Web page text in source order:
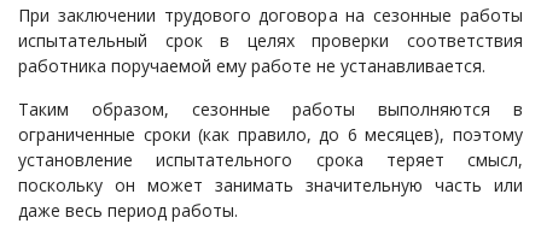
При заключении трудового договора на сезонные работы
испытательный срок в целях проверки соответствия
работника поручаемой ему работе не устанавливается.
Таким образом, сезонные работы выполняются в
ограниченные сроки (как правило, до 6 месяцев), поэтому
установление испытательного срока теряет смысл,
поскольку он может занимать значительную часть или
даже весь период работы.